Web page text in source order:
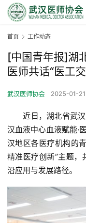
首页 工作动态
[中国青年报]湖
医师共话“医工
武汉医师协会 2025-01-
近日，湖北省武汉
汉血液中心血液赋能·
汉地区各医疗机构的
精准医疗创新”主题
沿应用与发展路径。